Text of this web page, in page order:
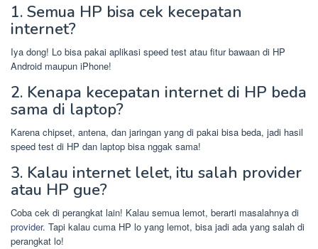
1. Semua HP bisa cek kecepatan
internet?
Iya dong! Lo bisa pakai aplikasi speed test atau fitur bawaan di HP
Android maupun iPhone!
2. Kenapa kecepatan internet di HP beda
sama di laptop?
Karena chipset, antena, dan jaringan yang di pakai bisa beda, jadi hasil
speed test di HP dan laptop bisa nggak sama!
3. Kalau internet lelet, itu salah provider
atau HP gue?
Coba cek di perangkat lain! Kalau semua lemot, berarti masalahnya di
provider. Tapi kalau cuma HP lo yang lemot, bisa jadi ada yang salah di
perangkat lo!